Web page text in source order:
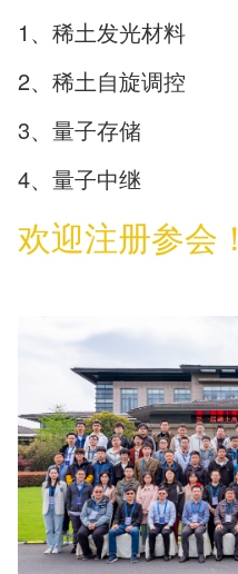
1、稀土发光材料
2、稀土自旋调控
3、量子存储
4、量子中继
欢迎注册参会！